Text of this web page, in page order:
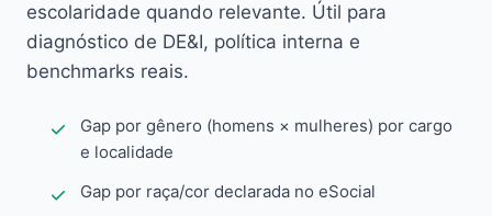
escolaridade quando relevante. Útil para
diagnóstico de DE&I, política interna e
benchmarks reais.
Gap por gênero (homens × mulheres) por cargo
e localidade
Gap por raça/cor declarada no eSocial